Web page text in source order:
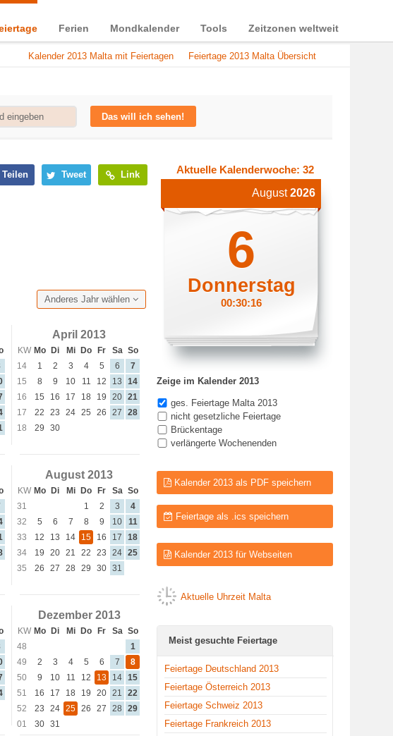
Ferien Mondkalender Tools Zeitzonen weltweit
Kalender 2013 Malta mit Feiertagen Feiertage 2013 Malta Übersicht
Das will ich sehen!
Teilen Tweet Link
Anderes Jahr wählen
April 2013
KW Mo Di Mi Do Fr Sa So
14
1 2 3 4 5 6
7
15
8 9 10 11 12 13
14
16
15 16 17 18 19 20 21
17
22 23 24 25 26 27
28
18
29 30
August 2013
KW Mo Di Mi Do Fr Sa So
31
1 2 3
4
32
5 6 7 8 9 10
11
33
12 13 14 15 16 17
18
34
19 20 21 22 23 24 25
35
26 27 28 29 30 31
Dezember 2013
KW Mo Di Mi Do Fr Sa So
48
1
49
2 3 4 5 6 7
8
50
9 10 11 12 13 14 15
51
16 17 18 19 20 21
22
52
23 24 25 26 27 28
29
01
30 31
Aktuelle Kalenderwoche: 32
August2026
6
Donnerstag
00:30:17
Zeige im Kalender 2013
ges. Feiertage Malta 2013
nicht gesetzliche Feiertage
Brückentage
verlängerte Wochenenden
Kalender 2013 als PDF speichern
Feiertage als .ics speichern
Kalender 2013 für Webseiten
Aktuelle Uhrzeit Malta
Meist gesuchte Feiertage
Feiertage Deutschland 2013
Feiertage Österreich 2013
Feiertage Schweiz 2013
Feiertage Frankreich 2013